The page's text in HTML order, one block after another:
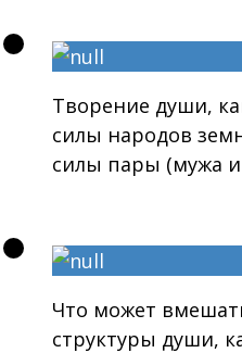
Творение души,
силы народов
силы пары (мужа
Что может
структуры души,